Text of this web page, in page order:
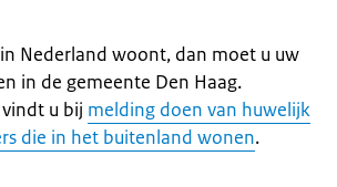
Nederland woont, dan moet u uw
in de gemeente Den Haag.
u bij melding doen van huwelijk
die in het buitenland wonen.